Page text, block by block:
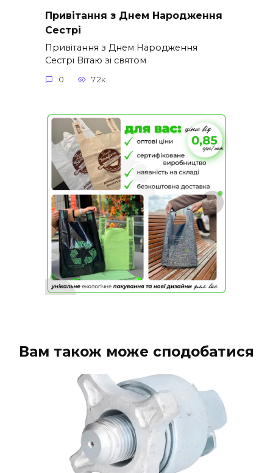
Привітання з Днем Народження
Сестрі
Привітання з Днем Народження
Сестрі Вітаю зі святом
0 7.2к.
Вам також може сподобатися